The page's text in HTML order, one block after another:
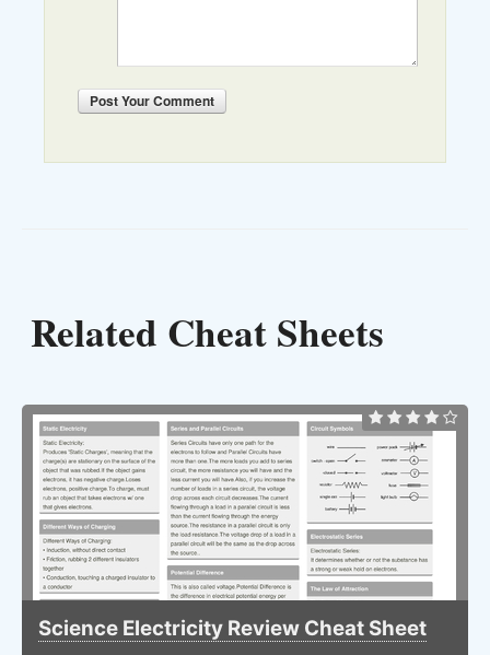
PostYour Comment
Related Cheat Sheets
Science Electricity Review Cheat Sheet